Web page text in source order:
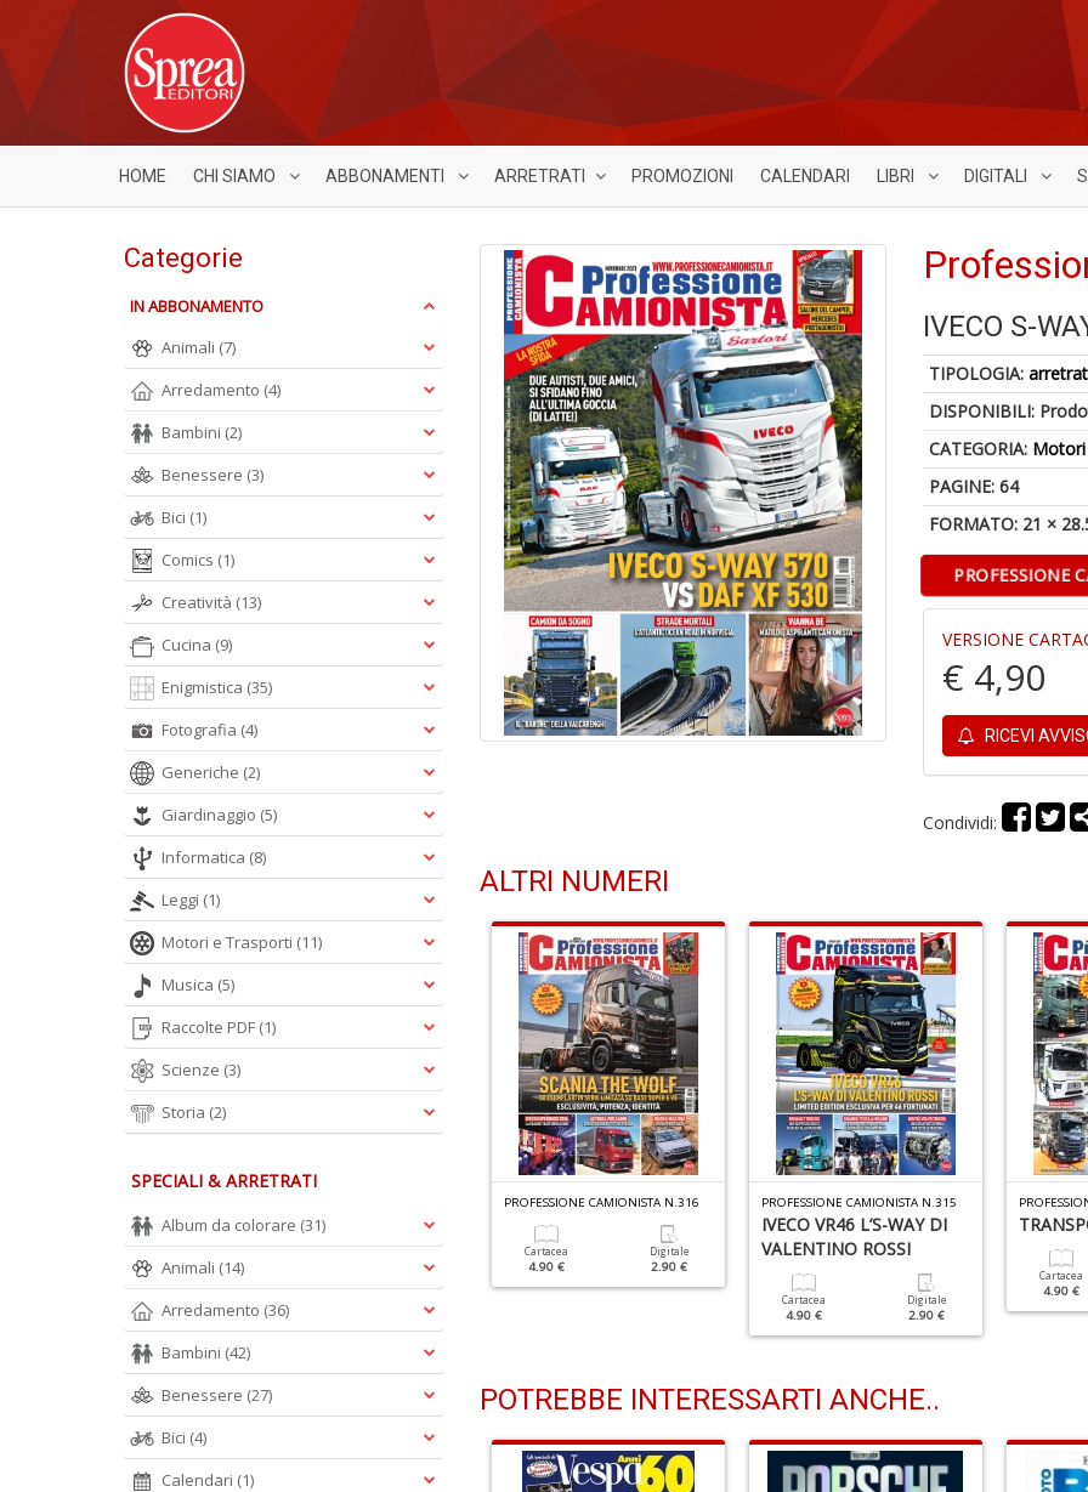
HOME CHI SIAMO ABBONAMENTI ARRETRATI PROMOZIONI CALENDARI LIBRI DIGITALI
IVECO S-
TIPOLOGIA:
DISPONIBILI:
CATEGORIA:
PAGINE: 64
FORMATO: 21 ×
PROFESSIONE
VERSIONE
€ 4,90
RICEVI
Condividi:
ALTRI NUMERI
Novità Più Attese
Digitale
2.90 €
Arriva Il DAF XG+ 480
4.90 €
Digitale
2.90 €
PROFESSIONE CAMIONISTA N.316
Cartacea
4.90 €
Digitale
2.90 €
PROFESSIONE CAMIONISTA N.315
IVECO VR46 L’S-WAY DI
VALENTINO ROSSI
Cartacea
4.90 €
Digitale
2.90 €
Cartacea
4.90 €
POTREBBE INTERESSARTI ANCHE..
Categorie
IN ABBONAMENTO
Animali (7)
Arredamento (4)
Bambini (2)
Benessere (3)
Bici (1)
Comics (1)
Creatività (13)
Cucina (9)
Enigmistica (35)
Fotografia (4)
Generiche (2)
Giardinaggio (5)
Informatica (8)
Leggi (1)
Motori e Trasporti (11)
Musica (5)
Raccolte PDF (1)
Scienze (3)
Storia (2)
SPECIALI & ARRETRATI
Album da colorare (31)
Animali (14)
Arredamento (36)
Bambini (42)
Benessere (27)
Bici (4)
Calendari (1)